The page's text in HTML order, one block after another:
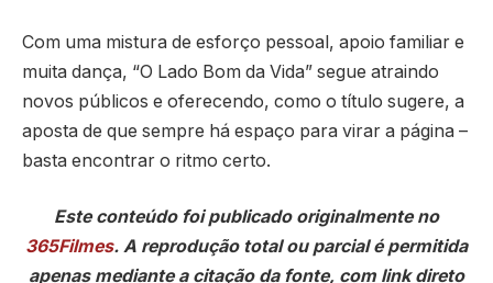
Com uma mistura de esforço pessoal, apoio familiar e
muita dança, “O Lado Bom da Vida” segue atraindo
novos públicos e oferecendo, como o título sugere, a
aposta de que sempre há espaço para virar a página –
basta encontrar o ritmo certo.
Este conteúdo foi publicado originalmente no
365Filmes. A reprodução total ou parcial é permitida
apenas mediante a citação da fonte, com link direto